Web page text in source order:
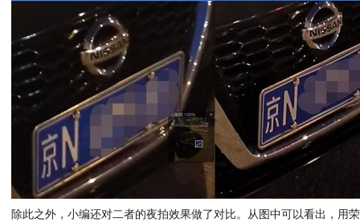
除此之外，小编还对二者的夜拍效果做了对比。从图中可以看出，用